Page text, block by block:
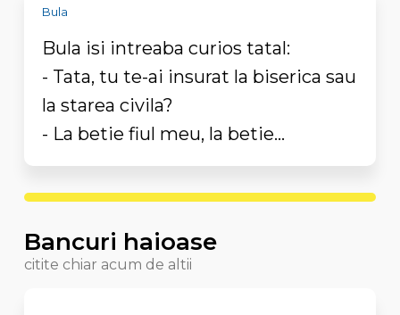
Bula
Bula isi intreaba curios tatal:
- Tata, tu te-ai insurat la biserica sau
la starea civila?
- La betie fiul meu, la betie...
Bancuri haioase
citite chiar acum de altii